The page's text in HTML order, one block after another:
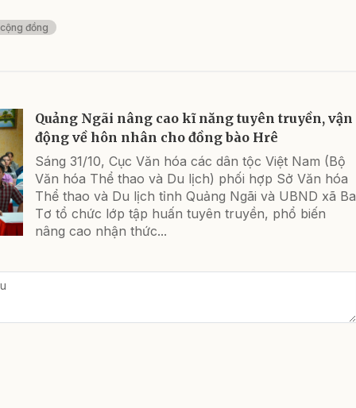
cộng đồng
Quảng Ngãi nâng cao kĩ năng tuyên truyền, vận
động về hôn nhân cho đồng bào Hrê
Sáng 31/10, Cục Văn hóa các dân tộc Việt Nam (Bộ
Văn hóa Thể thao và Du lịch) phối hợp Sở Văn hóa
Thể thao và Du lịch tỉnh Quảng Ngãi và UBND xã Ba
Tơ tổ chức lớp tập huấn tuyên truyền, phổ biến
nâng cao nhận thức...